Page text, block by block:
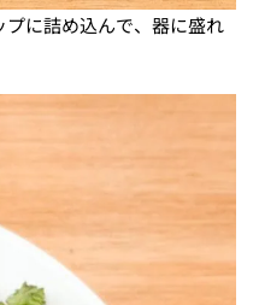
に詰め込んで、器に盛れ